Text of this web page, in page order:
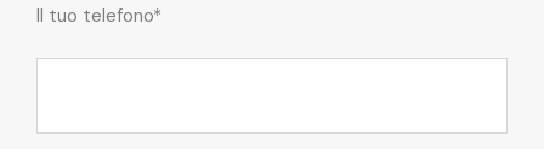
Il tuo telefono*